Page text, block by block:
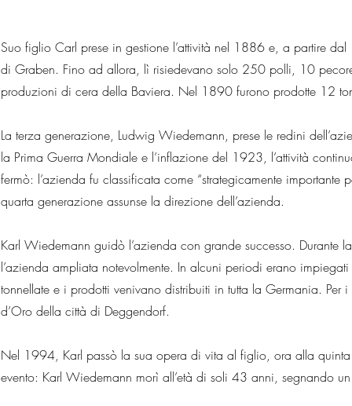
Suo figlio Carl prese in gestione l’attività nel 1886 e, a partire
di Graben. Fino ad allora, lì risiedevano solo 250 polli, 10
produzioni di cera della Baviera. Nel 1890 furono prodotte 12
La terza generazione, Ludwig Wiedemann, prese le redini
la Prima Guerra Mondiale e l’inflazione del 1923, l’attività
fermò: l’azienda fu classificata come “strategicamente
quarta generazione assunse la direzione dell’azienda.
Karl Wiedemann guidò l’azienda con grande successo. Durante
l’azienda ampliata notevolmente. In alcuni periodi erano
tonnellate e i prodotti venivano distribuiti in tutta la Germania. Per
d’Oro della città di Deggendorf.
Nel 1994, Karl passò la sua opera di vita al figlio, ora alla
evento: Karl Wiedemann morì all’età di soli 43 anni, segnando